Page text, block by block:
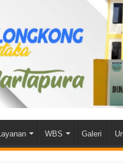
Layanan WBS Galeri